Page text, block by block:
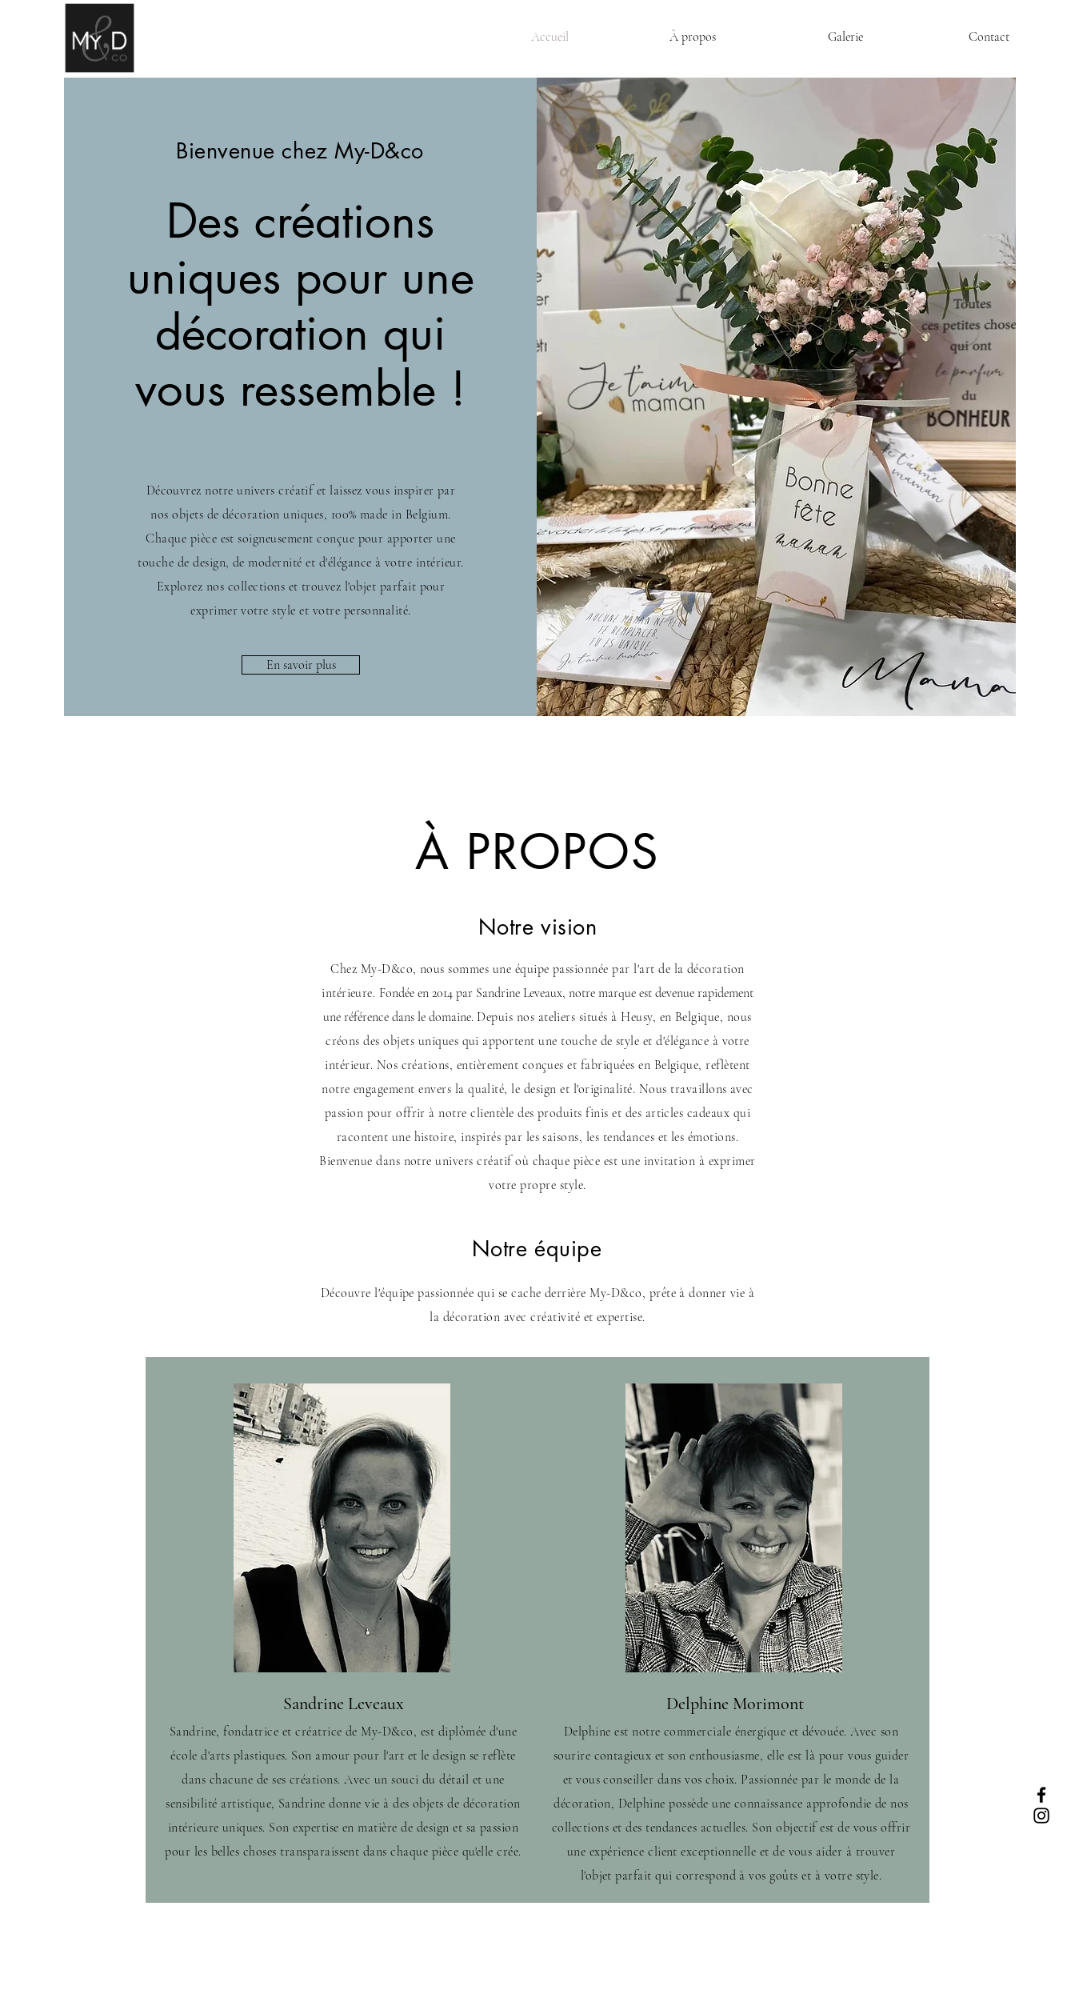
Accueil À propos Galerie Contact
Bienvenue chez My-D&co
Des créations
uniques pour une
décoration qui
vous ressemble !
Découvrez notre univers créatif et laissez vous inspirer par
nos objets de décoration uniques, 100% made in Belgium.
Chaque pièce est soigneusement conçue pour apporter une
touche de design, de modernité et d'élégance à votre intérieur.
Explorez nos collections et trouvez l'objet parfait pour
exprimer votre style et votre personnalité.
En savoir plus
À PROPOS
Notre vision
Chez My-D&co, nous sommes une équipe passionnée par l'art de la décoration
intérieure. Fondée en 2014 par Sandrine Leveaux, notre marque est devenue rapidement
une référence dans le domaine.Depuis nos ateliers situés à Heusy, en Belgique, nous
créons des objets uniques qui apportent une touche de style et d'élégance à votre
intérieur. Nos créations, entièrement conçues et fabriquées en Belgique, reflètent
notre engagement envers la qualité, le design et l'originalité. Nous travaillons avec
passion pour offrir à notre clientèle des produits finis et des articles cadeaux qui
racontent une histoire, inspirés par les saisons, les tendances et les émotions.
Bienvenue dans notre univers créatif où chaque pièce est une invitation à exprimer
votre propre style.
Notre équipe
Découvre l'équipe passionnée qui se cache derrière My-D&co, prête à donner vie à
la décoration avec créativité et expertise.
Sandrine Leveaux
Sandrine, fondatrice et créatrice de My-D&co, est diplômée d'une
école d'arts plastiques. Son amour pour l'art et le design se reflète
dans chacune de ses créations. Avec un souci du détail et une
sensibilité artistique, Sandrine donne vie à des objets de décoration
intérieure uniques. Son expertise en matière de design et sa passion
pour les belles choses transparaissent dans chaque pièce qu'elle crée.
Delphine Morimont
Delphine est notre commerciale énergique et dévouée. Avec son
sourire contagieux et son enthousiasme, elle est là pour vous guider
et vous conseiller dans vos choix. Passionnée par le monde de la
décoration, Delphine possède une connaissance approfondie de nos
collections et des tendances actuelles. Son objectif est de vous offrir
une expérience client exceptionnelle et de vous aider à trouver
l'objet parfait qui correspond à vos goûts et à votre style.